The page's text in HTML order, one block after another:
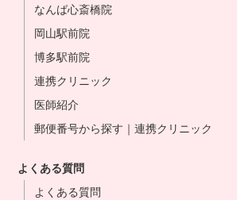
なんば心斎橋院
岡山駅前院
博多駅前院
連携クリニック
医師紹介
郵便番号から探す｜連携クリニック
よくある質問
よくある質問